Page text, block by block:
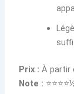
Prix : À partir
Note :